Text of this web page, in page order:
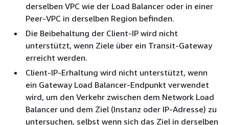
derselben VPC wie der Load Balancer oder in einer
Peer-VPC in derselben Region befinden.
Die Beibehaltung der Client-IP wird nicht
unterstützt, wenn Ziele über ein Transit-Gateway
erreicht werden.
Client-IP-Erhaltung wird nicht unterstützt, wenn
ein Gateway Load Balancer-Endpunkt verwendet
wird, um den Verkehr zwischen dem Network Load
Balancer und dem Ziel (Instanz oder IP-Adresse) zu
untersuchen, selbst wenn sich das Ziel in derselben